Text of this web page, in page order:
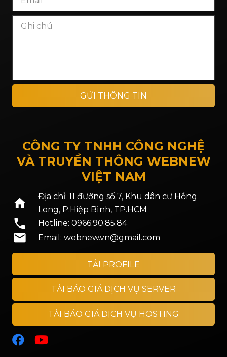
GỬI THÔNG TIN
CÔNG TY TNHH CÔNG NGHỆ
VÀ TRUYỀN THÔNG WEBNEW
VIỆT NAM
home
Địa chỉ: 11 đường số 7, Khu dân cư Hồng
Long, P.Hiệp Bình, TP.HCM
phone Hotline: 0966.90.85.84
mail Email: webnew.vn@gmail.com
TẢI PROFILE
TẢI BÁO GIÁ DỊCH VỤ SERVER
TẢI BÁO GIÁ DỊCH VỤ HOSTING